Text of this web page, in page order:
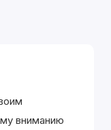
вниманию